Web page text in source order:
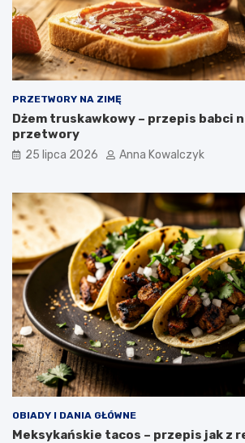
PRZETWORY NA ZIMĘ
Dżem truskawkowy – przepis babci
przetwory
25 lipca 2026 Anna Kowalczyk
OBIADY I DANIA GŁÓWNE
Meksykańskie tacos – przepis jak z